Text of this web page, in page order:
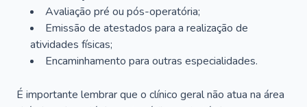
Avaliação pré ou pós-operatória;
Emissão de atestados para a realização de
atividades físicas;
Encaminhamento para outras especialidades.
É importante lembrar que o clínico geral não atua na área